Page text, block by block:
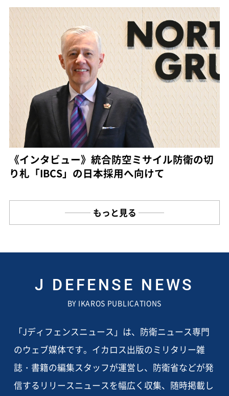
《インタビュー》統合防空ミサイル防衛の切
り札「IBCS」の日本採用へ向けて
もっと見る
J DEFENSE NEWS
BY IKAROS PUBLICATIONS
「Jディフェンスニュース」は、防衛ニュース専門
のウェブ媒体です。イカロス出版のミリタリー雑
誌・書籍の編集スタッフが運営し、防衛省などが発
信するリリースニュースを幅広く収集、随時掲載し